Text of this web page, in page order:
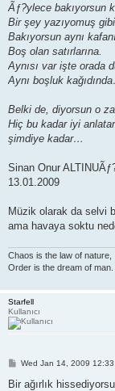
Ãƒ?ylece bakıyorsun
Bir şey yazıyomuş
Bakıyorsun aynı
Boş olan satırlarına.
Aynısı var işte orada
Aynı boşluk
Belki de, diyorsun o
Hiç bu kadar iyi
şimdiye kadar…
Sinan Onur
13.01.2009
Müzik olarak da selvi
ama havaya soktu
Chaos is the law of nature,
Order is the dream of man.
Starfell
Kullanıcı
P
s
Wed Jan 14, 2009 12:33
Bir ağırlık